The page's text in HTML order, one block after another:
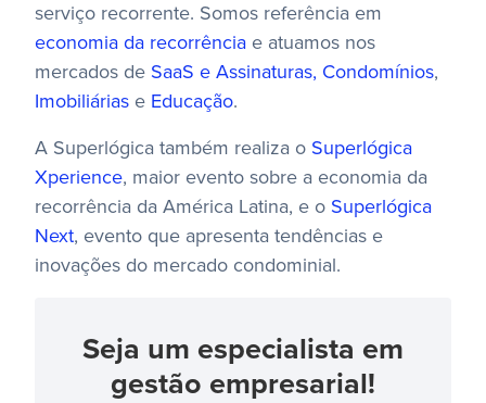
serviço recorrente. Somos referência em
economia da recorrência e atuamos nos
mercados de SaaS e Assinaturas, Condomínios,
Imobiliárias e Educação.
A Superlógica também realiza o Superlógica
Xperience, maior evento sobre a economia da
recorrência da América Latina, e o Superlógica
Next, evento que apresenta tendências e
inovações do mercado condominial.
Seja um especialista em
gestão empresarial!